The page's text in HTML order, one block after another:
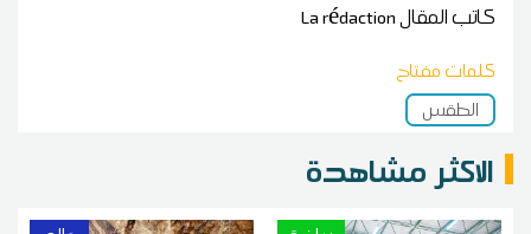
كاتب المقالLa rédaction
كلمات مفتاح
الطقس
الاكثر مشاهدة